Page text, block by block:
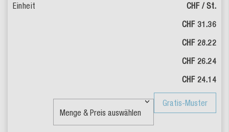
CHF / St.
CHF 31.36
CHF 28.22
CHF 26.24
CHF 24.14
Gratis-Muster